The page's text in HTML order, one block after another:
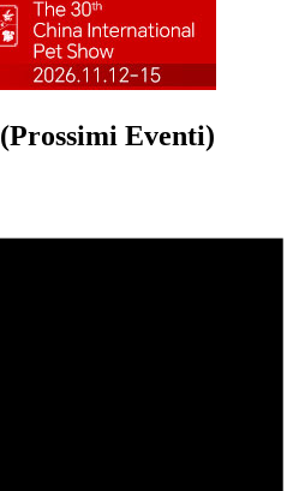
Eventi)